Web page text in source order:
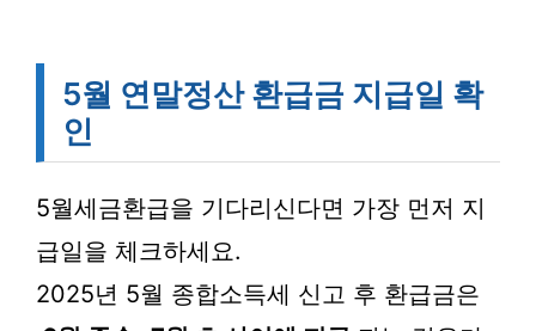
5월 연말정산 환급금 지급일 확
인
5월세금환급을 기다리신다면 가장 먼저 지
급일을 체크하세요.
2025년 5월 종합소득세 신고 후 환급금은